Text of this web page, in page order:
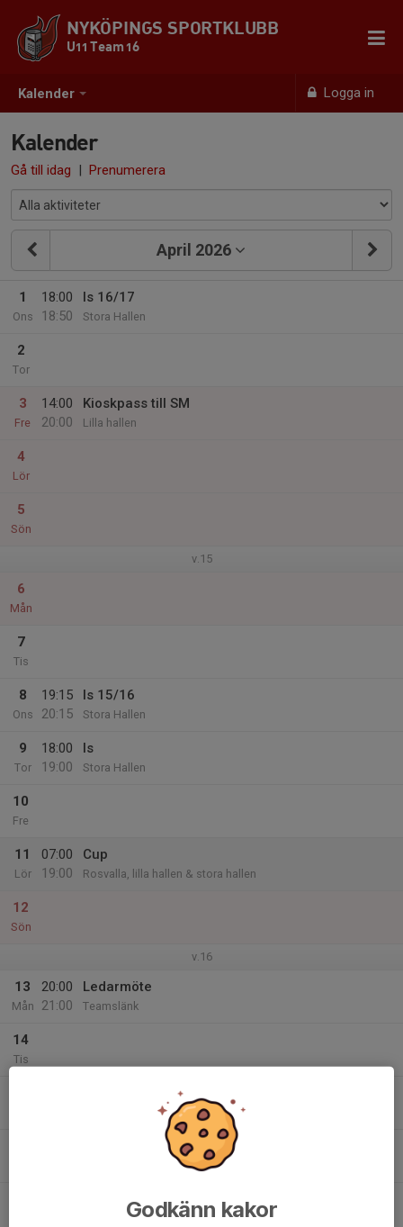
Kalender Logga in
NYKÖPINGS SPORTKLUBB
U11 Team 16
Kalender
Gå till idag | Prenumerera
April 2026
1
Ons
18:00
18:50
Is 16/17
Stora Hallen
2
Tor
3
Fre
14:00
20:00
Kioskpass till SM
Lilla hallen
4
Lör
5
Sön
v.15
6
Mån
7
Tis
8
Ons
19:15
20:15
Is 15/16
Stora Hallen
9
Tor
18:00
19:00
Is
Stora Hallen
10
Fre
11
Lör
07:00
19:00
Cup
Rosvalla, lilla hallen & stora hallen
12
Sön
v.16
13
Mån
20:00
21:00
Ledarmöte
Teamslänk
14
Tis
Is 15/16
Stora HallenGodkänn kakor